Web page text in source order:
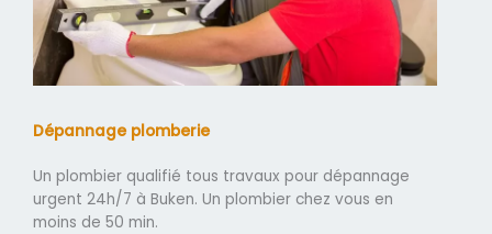
Dépannage plomberie
Un plombier qualifié tous travaux pour dépannage
urgent 24h/7 à Buken. Un plombier chez vous en
moins de 50 min.